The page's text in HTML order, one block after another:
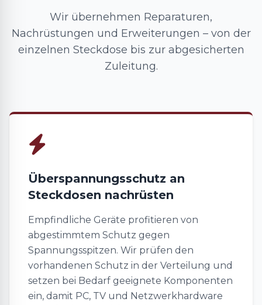
Wir übernehmen Reparaturen,
Nachrüstungen und Erweiterungen – von der
einzelnen Steckdose bis zur abgesicherten
Zuleitung.
Überspannungsschutz an
Steckdosen nachrüsten
Empfindliche Geräte profitieren von
abgestimmtem Schutz gegen
Spannungsspitzen. Wir prüfen den
vorhandenen Schutz in der Verteilung und
setzen bei Bedarf geeignete Komponenten
ein, damit PC, TV und Netzwerkhardware